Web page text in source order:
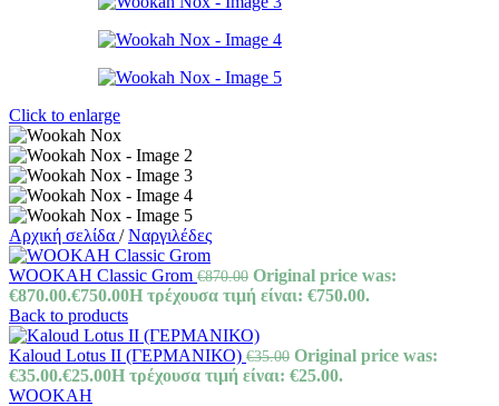
Click to enlarge
Αρχική σελίδα / Ναργιλέδες
WOOKAH Classic Grom €870.00 Original price was:
€870.00.€750.00Η τρέχουσα τιμή είναι: €750.00.
Back to products
Kaloud Lotus ΙΙ (ΓΕΡΜΑΝΙΚΟ) €35.00 Original price was:
€35.00.€25.00Η τρέχουσα τιμή είναι: €25.00.
WOOKAH